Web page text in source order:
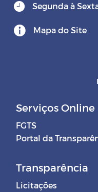
Segunda à
Mapa do Site
Serviços Online
FGTS
Portal da
Transparência
Licitações